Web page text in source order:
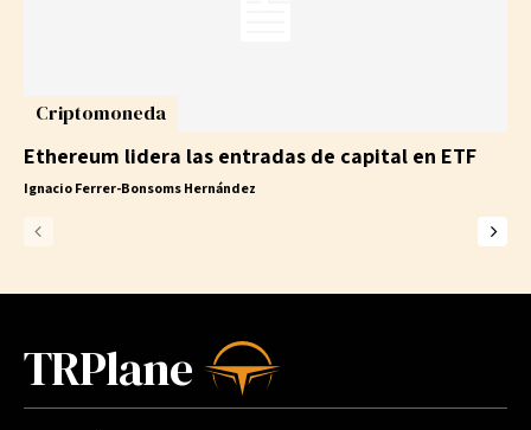
Criptomoneda
Ethereum lidera las entradas de capital en ETF
Ignacio Ferrer-Bonsoms Hernández
TRPlane